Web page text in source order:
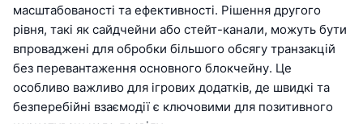
масштабованості та ефективності. Рішення другого
рівня, такі як сайдчейни або стейт-канали, можуть бути
впроваджені для обробки більшого обсягу транзакцій
без перевантаження основного блокчейну. Це
особливо важливо для ігрових додатків, де швидкі та
безперебійні взаємодії є ключовими для позитивного